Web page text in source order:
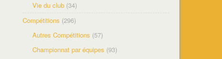
Vie du club (34)
Compétitions (296)
Autres Compétitions (57)
Championnat par équipes (93)